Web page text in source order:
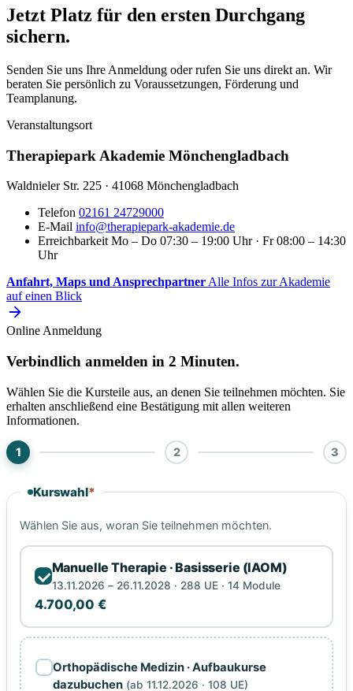
Jetzt Platz für den ersten Durchgang
sichern.
Senden Sie uns Ihre Anmeldung oder rufen Sie uns direkt an. Wir
beraten Sie persönlich zu Voraussetzungen, Förderung und
Teamplanung.
Veranstaltungsort
Therapiepark Akademie Mönchengladbach
Waldnieler Str. 225 · 41068 Mönchengladbach
Telefon 02161 24729000
E-Mail info@therapiepark-akademie.de
Erreichbarkeit Mo – Do 07:30 – 19:00 Uhr · Fr 08:00 – 14:30
Uhr
Anfahrt, Maps und Ansprechpartner Alle Infos zur Akademie
auf einen Blick
Online Anmeldung
Verbindlich anmelden in 2 Minuten.
Wählen Sie die Kursteile aus, an denen Sie teilnehmen möchten. Sie
erhalten anschließend eine Bestätigung mit allen weiteren
Informationen.
1 2 3
Kurswahl*
Wählen Sie aus, woran Sie teilnehmen möchten.
Manuelle Therapie · Basisserie (IAOM)
13.11.2026 – 26.11.2028 · 288 UE · 14 Module
4.700,00 €
Orthopädische Medizin · Aufbaukurse
dazubuchen (ab 11.12.2026 · 108 UE)